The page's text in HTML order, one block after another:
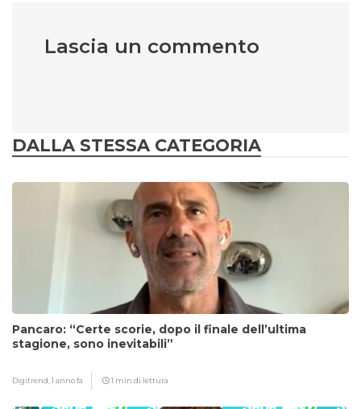
Lascia un commento
DALLA STESSA CATEGORIA
Pancaro: “Certe scorie, dopo il finale dell’ultima
stagione, sono inevitabili”
Digitrend,1 anno fa 1 min di lettura